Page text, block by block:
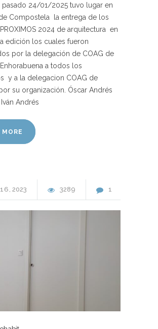
pasado 24/01/2025 tuvo lugar en
Compostela la entrega de los
2024 de arquitectura en
edición los cuales fueron
por la delegación de COAG de
a todos los
y a la delegacion COAG de
su organización. Óscar Andrés
Andrés
MORE
16 2023 3289 1